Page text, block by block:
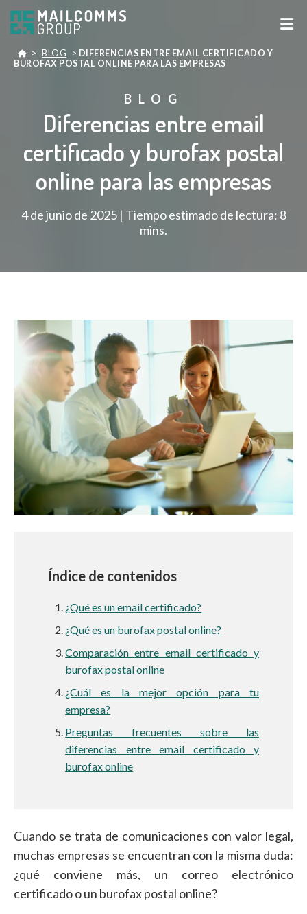
> BLOG > DIFERENCIAS ENTRE EMAIL CERTIFICADO Y
BUROFAX POSTAL ONLINE PARA LAS EMPRESAS
BLOG
Diferencias entre email
certificado y burofax postal
online para las empresas
4 de junio de 2025 | Tiempo estimado de lectura: 8
mins.
Índice de contenidos
¿Qué es un email certificado?
¿Qué es un burofax postal online?
Comparación entre email certificado y
burofax postal online
¿Cuál es la mejor opción para tu
empresa?
Preguntas frecuentes sobre las
diferencias entre email certificado y
burofax online
Cuando se trata de comunicaciones con valor legal,
muchas empresas se encuentran con la misma duda:
¿qué conviene más, un correo electrónico
certificado o un burofax postal online?